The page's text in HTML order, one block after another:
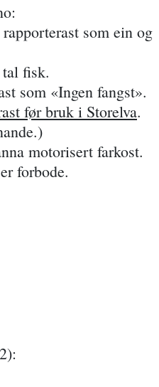
som ein og
fisk.
som «Ingen fangst».
før bruk i Storelva.
motorisert farkost.
forbode.